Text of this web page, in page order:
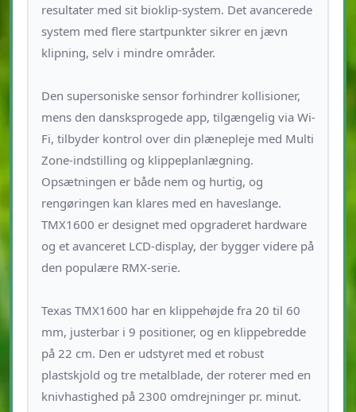
resultater med sit bioklip-system. Det avancerede
system med flere startpunkter sikrer en jævn
klipning, selv i mindre områder.
Den supersoniske sensor forhindrer kollisioner,
mens den dansksprogede app, tilgængelig via Wi-
Fi, tilbyder kontrol over din plænepleje med Multi
Zone-indstilling og klippeplanlægning.
Opsætningen er både nem og hurtig, og
rengøringen kan klares med en haveslange.
TMX1600 er designet med opgraderet hardware
og et avanceret LCD-display, der bygger videre på
den populære RMX-serie.
Texas TMX1600 har en klippehøjde fra 20 til 60
mm, justerbar i 9 positioner, og en klippebredde
på 22 cm. Den er udstyret med et robust
plastskjold og tre metalblade, der roterer med en
knivhastighed på 2300 omdrejninger pr. minut.